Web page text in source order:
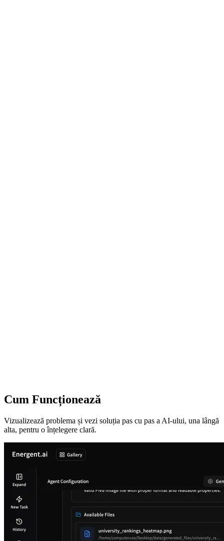
Cum Funcționează
Vizualizează problema și vezi soluția pas cu pas a AI-ului, una lângă
alta, pentru o înțelegere clară.